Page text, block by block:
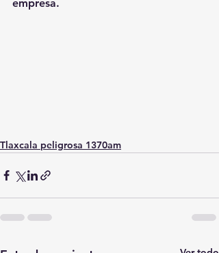
empresa.
Tlaxcala peligrosa 1370am